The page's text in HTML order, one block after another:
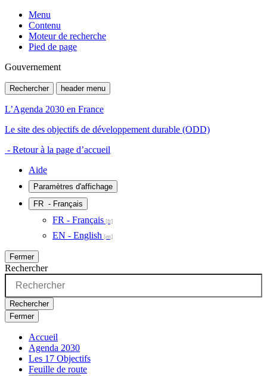
Menu
Contenu
Moteur de recherche
Pied de page
Gouvernement
Rechercher header menu
L’Agenda 2030 en France
Le site des objectifs de développement durable (ODD)
- Retour à la page d’accueil
Aide
Paramètres d'affichage
FR - Français
FR - Français
EN - English
Fermer
Rechercher
Rechercher
Fermer
Accueil
Agenda 2030
Les 17 Objectifs
Feuille de route